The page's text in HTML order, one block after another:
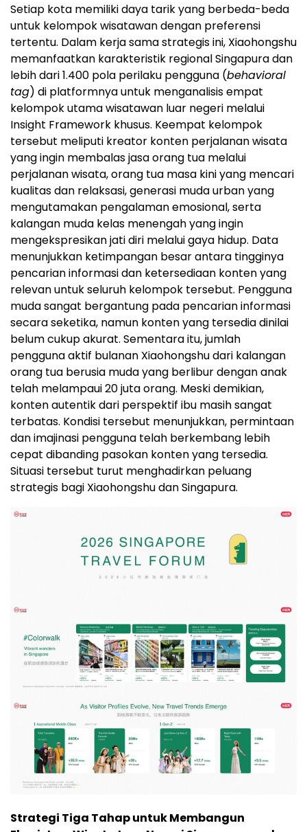
Setiap kota memiliki daya tarik yang berbeda-beda
untuk kelompok wisatawan dengan preferensi
tertentu. Dalam kerja sama strategis ini, Xiaohongshu
memanfaatkan karakteristik regional Singapura dan
lebih dari 1.400 pola perilaku pengguna (behavioral
tag) di platformnya untuk menganalisis empat
kelompok utama wisatawan luar negeri melalui
Insight Framework khusus. Keempat kelompok
tersebut meliputi kreator konten perjalanan wisata
yang ingin membalas jasa orang tua melalui
perjalanan wisata, orang tua masa kini yang mencari
kualitas dan relaksasi, generasi muda urban yang
mengutamakan pengalaman emosional, serta
kalangan muda kelas menengah yang ingin
mengekspresikan jati diri melalui gaya hidup. Data
menunjukkan ketimpangan besar antara tingginya
pencarian informasi dan ketersediaan konten yang
relevan untuk seluruh kelompok tersebut. Pengguna
muda sangat bergantung pada pencarian informasi
secara seketika, namun konten yang tersedia dinilai
belum cukup akurat. Sementara itu, jumlah
pengguna aktif bulanan Xiaohongshu dari kalangan
orang tua berusia muda yang berlibur dengan anak
telah melampaui 20 juta orang. Meski demikian,
konten autentik dari perspektif ibu masih sangat
terbatas. Kondisi tersebut menunjukkan, permintaan
dan imajinasi pengguna telah berkembang lebih
cepat dibanding pasokan konten yang tersedia.
Situasi tersebut turut menghadirkan peluang
strategis bagi Xiaohongshu dan Singapura.
Strategi Tiga Tahap untuk Membangun